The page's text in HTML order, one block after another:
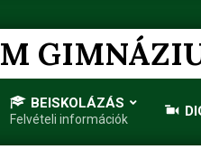
BEISKOLÁZÁS
Felvételi információk